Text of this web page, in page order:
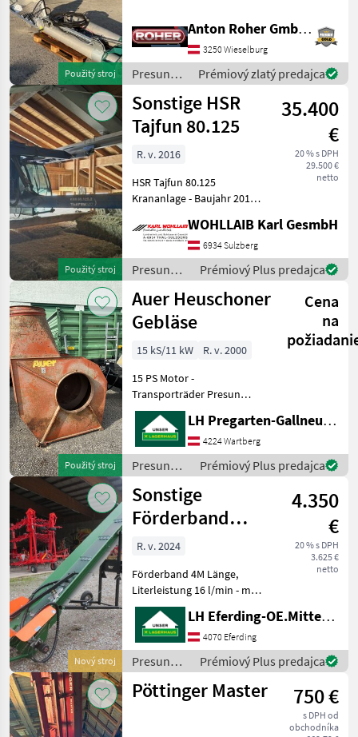
Použitý stroj
Traktorhydraulik *
Anbauteile zur Montage an
einen Kipper priemer:
priemer 200 Presun
materiálu Záv
Anton Roher GmbH (ACA Center Roher)
3250 Wieselburg
Presun
materiálu
/ Gruber
Prémiový zlatý predajca
Použitý stroj
Sonstige HSR
Tajfun 80.125
35.400
€
20 % s DPH
29.500 €
netto
R. v. 2016
HSR Tajfun 80.125
Krananlage - Baujahr 2016 -
Steuerung - Klimakabine -
Öl-Kühler -
Endlosschwenkwerk - IPE
Fahrwerk - 2x Scheinwer
WOHLLAIB Karl GesmbH
6934 Sulzberg
Presun
materiálu
/ Sonstige
Prémiový Plus predajca
Použitý stroj
Auer Heuschoner
Gebläse
Cena
na
15 kS/11 kW
R. v. 2000
15 PS Motor -
Transporträder Presun
materiálu Ventilátor
LH Pregarten-Gallneukirchen, Pregarten
4224 Wartberg
Presun
materiálu
/ Auer
Prémiový Plus predajca
Nový stroj
Sonstige
Förderband
M8100
4.350
€
20 % s DPH
3.625 €
netto
R. v. 2024
Förderband 4M Länge,
Literleistung 16 l/min - max
130bar, Anschraubbare
Deichsel ( Keine
Straßenzulassung ) Presun
materiálu Pásový
dopravník
LH Eferding-OE.Mitte, Eferding
4070 Eferding
Presun
materiálu
/ Sonstige
Prémiový Plus predajca
Pöttinger Master 750 €
s DPH od
obchodníka